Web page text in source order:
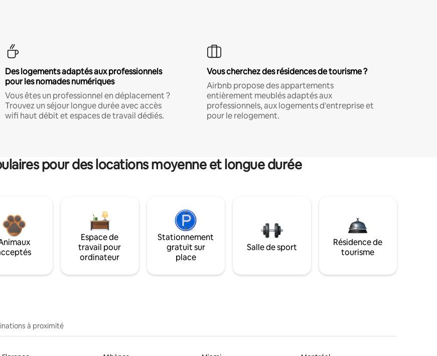
Des logements adaptés aux professionnels
pour les nomades numériques
Vous êtes un professionnel en déplacement ?
Trouvez un séjour longue durée avec accès
wifi haut débit et espaces de travail dédiés.
Vous cherchez des résidences de tourisme ?
Airbnb propose des appartements
entièrement meublés adaptés aux
professionnels, aux logements d'entreprise et
pour le relogement.
pour des locations moyenne et longue durée
Espace de
travail pour
ordinateur
Stationnement
gratuit sur
place
Salle de sport
Résidence de
tourisme
à proximité